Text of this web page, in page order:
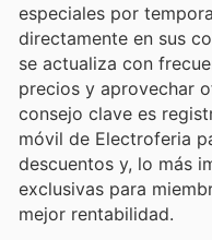
especiales por
directamente en sus
se actualiza con
precios y aprovechar
consejo clave es
móvil de Electroferia
descuentos y, lo más
exclusivas para
mejor rentabilidad.